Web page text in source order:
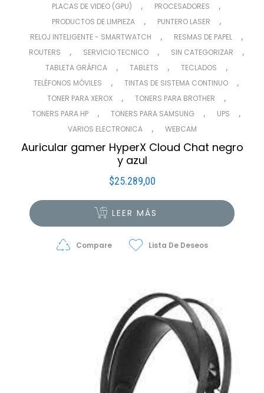
PLACAS DE VIDEO (GPU) , PROCESADORES ,
PRODUCTOS DE LIMPIEZA , PUNTERO LASER ,
RELOJ INTELIGENTE - SMARTWATCH , RESMAS DE PAPEL ,
ROUTERS , SERVICIO TECNICO , SIN CATEGORIZAR ,
TABLETA GRÁFICA , TABLETS , TECLADOS ,
TELÉFONOS MÓVILES , TINTAS DE SISTEMA CONTINUO ,
TONER PARA XEROX , TONERS PARA BROTHER ,
TONERS PARA HP , TONERS PARA SAMSUNG , UPS ,
VARIOS ELECTRONICA , WEBCAM
Auricular gamer HyperX Cloud Chat negro
y azul
$25.289,00
LEER MÁS
Compare Lista De Deseos